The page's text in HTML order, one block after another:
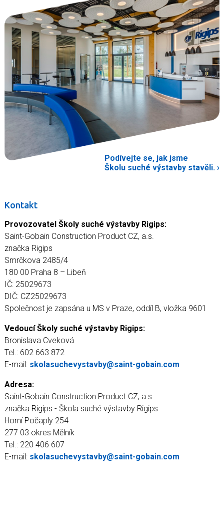
Podívejte se, jak jsme
Školu suché výstavby stavěli.
Kontakt
Provozovatel Školy suché výstavby Rigips:
Saint-Gobain Construction Product CZ, a.s.
značka Rigips
Smrčkova 2485/4
180 00 Praha 8 – Libeň
IČ: 25029673
DIČ: CZ25029673
Společnost je zapsána u MS v Praze, oddíl B, vložka 9601
Vedoucí Školy suché výstavby Rigips:
Bronislava Cveková
Tel.: 602 663 872
E-mail: skolasuchevystavby@saint-gobain.com
Adresa:
Saint-Gobain Construction Product CZ, a.s.
značka Rigips - Škola suché výstavby Rigips
Horní Počaply 254
277 03 okres Mělník
Tel.: 220 406 607
E-mail: skolasuchevystavby@saint-gobain.com